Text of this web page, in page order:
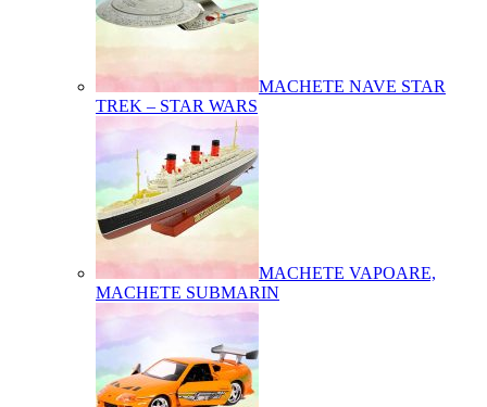
MACHETE NAVE STAR
TREK – STAR WARS
MACHETE VAPOARE,
MACHETE SUBMARIN